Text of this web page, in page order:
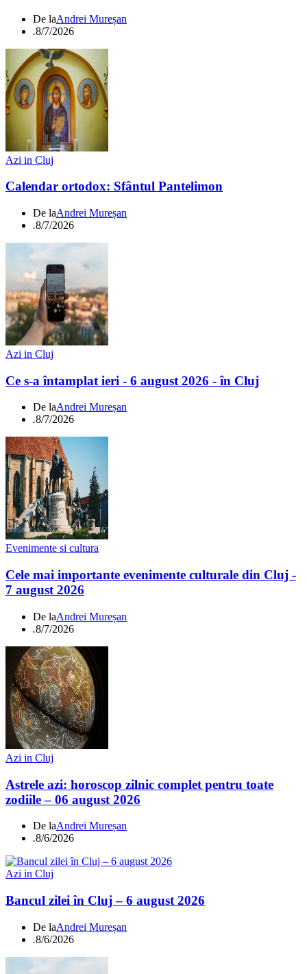
De laAndrei Mureșan
.8/7/2026
Azi in Cluj
Calendar ortodox: Sfântul Pantelimon
De laAndrei Mureșan
.8/7/2026
Azi in Cluj
Ce s-a întamplat ieri - 6 august 2026 - în Cluj
De laAndrei Mureșan
.8/7/2026
Evenimente si cultura
Cele mai importante evenimente culturale din Cluj -
7 august 2026
De laAndrei Mureșan
.8/7/2026
Azi in Cluj
Astrele azi: horoscop zilnic complet pentru toate
zodiile – 06 august 2026
De laAndrei Mureșan
.8/6/2026
Azi in Cluj
Bancul zilei în Cluj – 6 august 2026
De laAndrei Mureșan
.8/6/2026